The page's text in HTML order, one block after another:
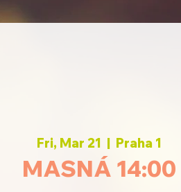
Fri, Mar 21
  |
Praha 1
MASNÁ 14:00